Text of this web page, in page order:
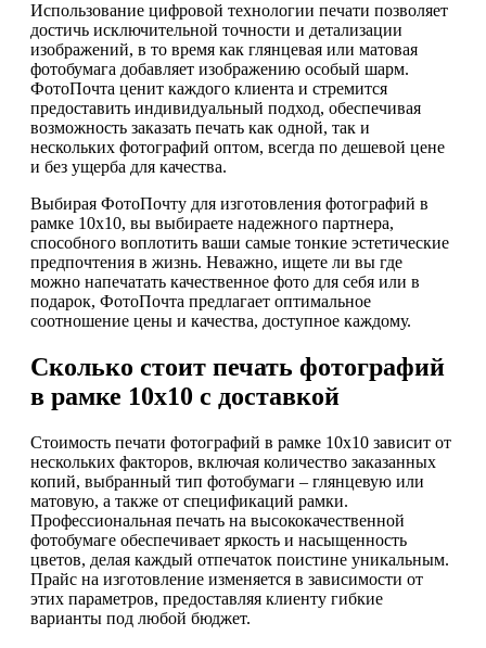
Использование цифровой технологии печати позволяет
достичь исключительной точности и детализации
изображений, в то время как глянцевая или матовая
фотобумага добавляет изображению особый шарм.
ФотоПочта ценит каждого клиента и стремится
предоставить индивидуальный подход, обеспечивая
возможность заказать печать как одной, так и
нескольких фотографий оптом, всегда по дешевой цене
и без ущерба для качества.
Выбирая ФотоПочту для изготовления фотографий в
рамке 10х10, вы выбираете надежного партнера,
способного воплотить ваши самые тонкие эстетические
предпочтения в жизнь. Неважно, ищете ли вы где
можно напечатать качественное фото для себя или в
подарок, ФотоПочта предлагает оптимальное
соотношение цены и качества, доступное каждому.
Сколько стоит печать фотографий
в рамке 10х10 с доставкой
Стоимость печати фотографий в рамке 10х10 зависит от
нескольких факторов, включая количество заказанных
копий, выбранный тип фотобумаги – глянцевую или
матовую, а также от спецификаций рамки.
Профессиональная печать на высококачественной
фотобумаге обеспечивает яркость и насыщенность
цветов, делая каждый отпечаток поистине уникальным.
Прайс на изготовление изменяется в зависимости от
этих параметров, предоставляя клиенту гибкие
варианты под любой бюджет.